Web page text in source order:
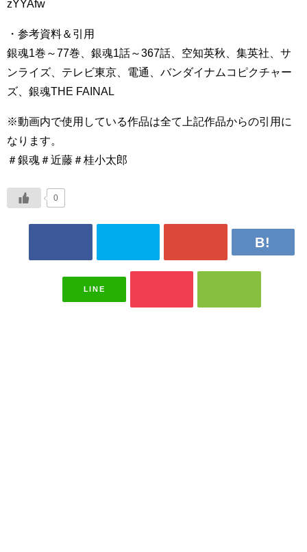
zYYAfw
・参考資料＆引用
銀魂1巻～77巻、銀魂1話～367話、空知英秋、集英社、サ
ンライズ、テレビ東京、電通、バンダイナムコピクチャー
ズ、銀魂THE FAINAL
※動画内で使用している作品は全て上記作品からの引用に
なります。
＃銀魂＃近藤＃桂小太郎
0
LINE